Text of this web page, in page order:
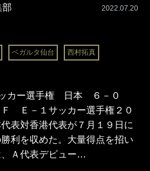
部 2022.07.20
ベガルタ仙台 西村拓真
ッカー選手権 日本 ６－０
Ｅ－１サッカー選手権２０
表対香港代表が７月１９日に
利を収めた。大量得点を招い
Ａ代表デビュー…